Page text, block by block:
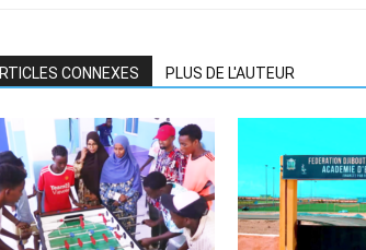
CONNEXES PLUS DE L'AUTEUR